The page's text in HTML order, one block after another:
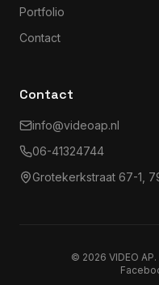
Portfolio
Contact
Contact
info@videoap.nl
06-41324744
Grotekerkstraat 67-1,
© 2026 VIDEO